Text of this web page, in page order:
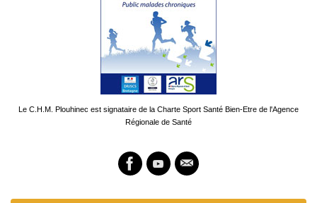
Le C.H.M. Plouhinec est signataire de la Charte Sport Santé Bien-Etre de l'Agence
Régionale de Santé